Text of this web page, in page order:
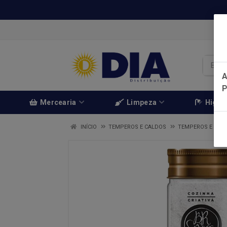
Mercearia Limpeza
INÍCIO TEMPEROS E CALDOS TEMPEROS E